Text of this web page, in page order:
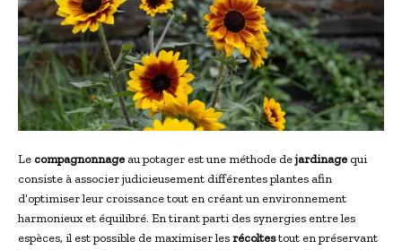
Le compagnonnage au potager est une méthode dejardinage qui
consiste à associer judicieusement différentes plantes afin
d’optimiser leur croissance tout en créant un environnement
harmonieux et équilibré. En tirant parti des synergies entre les
espèces, il est possible de maximiser lesrécoltestout en préservant